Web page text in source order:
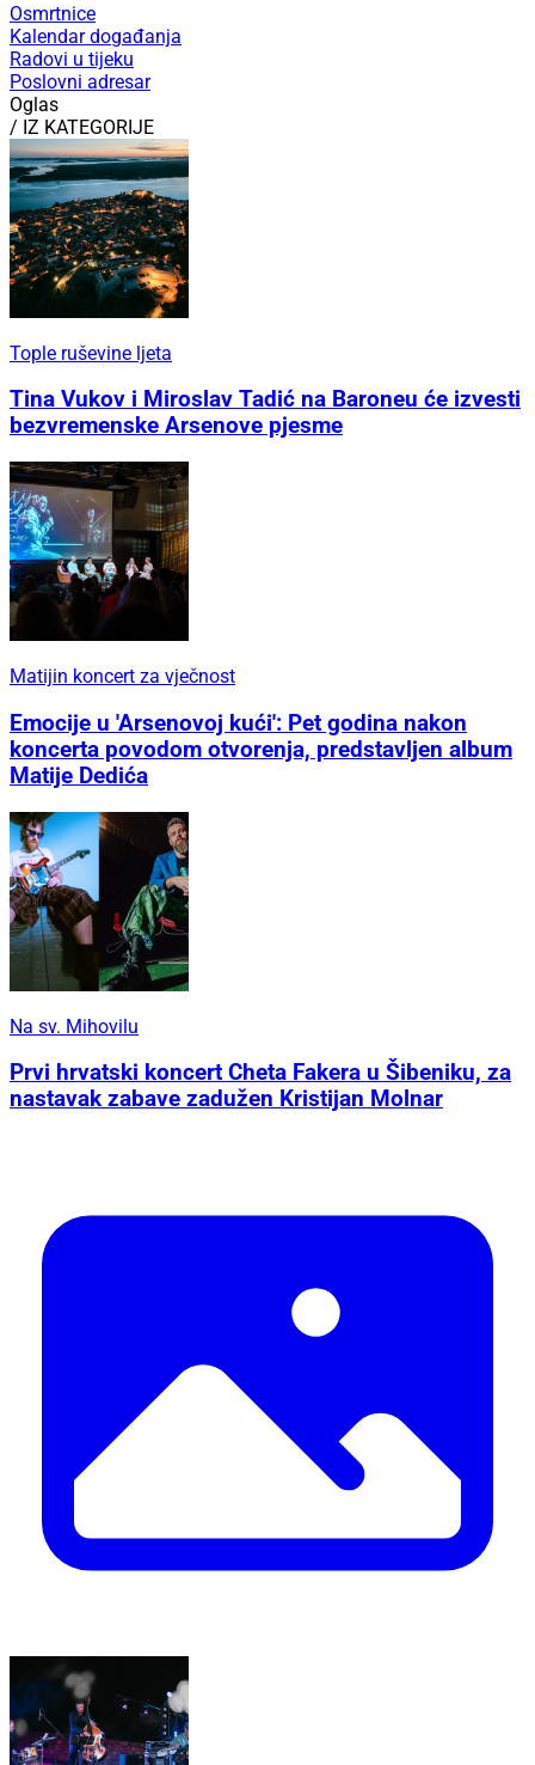
Osmrtnice
Kalendar događanja
Radovi u tijeku
Poslovni adresar
Oglas
/ IZ KATEGORIJE
Tople ruševine ljeta
Tina Vukov i Miroslav Tadić na Baroneu će izvesti
bezvremenske Arsenove pjesme
Matijin koncert za vječnost
Emocije u 'Arsenovoj kući': Pet godina nakon
koncerta povodom otvorenja, predstavljen album
Matije Dedića
Na sv. Mihovilu
Prvi hrvatski koncert Cheta Fakera u Šibeniku, za
nastavak zabave zadužen Kristijan Molnar